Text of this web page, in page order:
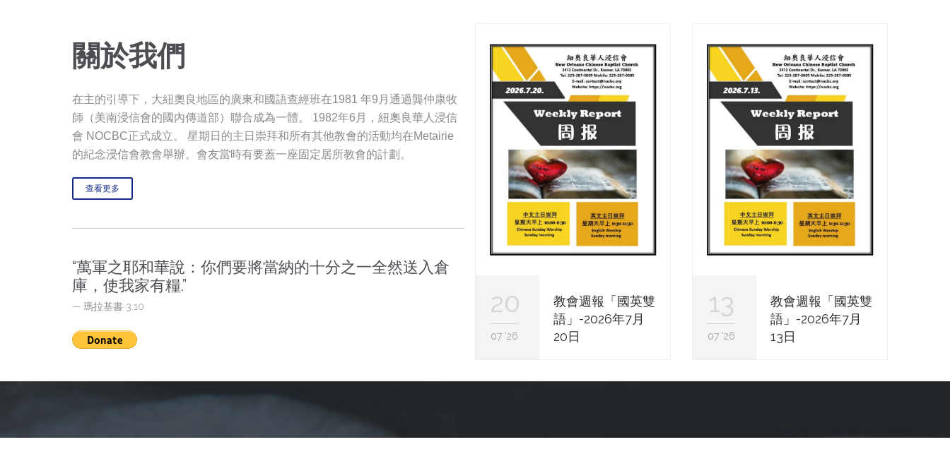
關於我們
在主的引導下，大紐奧良地區的廣東和國語查經班在1981 年9月通過龔仲康牧
師（美南浸信會的國內傳道部）聯合成為一體。 1982年6月，紐奧良華人浸信
會 NOCBC正式成立。 星期日的主日崇拜和所有其他教會的活動均在Metairie
的紀念浸信會教會舉辦。會友當時有要蓋一座固定居所教會的計劃。
查看更多
“萬軍之耶和華說：你們要將當納的十分之一全然送入倉
庫，使我家有糧.”
— 瑪拉基書 3:10 20
07 '26
教會週報「國英雙
語」-2026年7月
20日
13
07 '26
教會週報「國英雙
語」-2026年7月
13日